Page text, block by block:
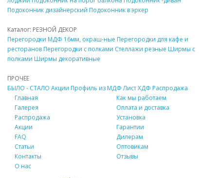
Подоконник дизайнерский Подоконник в эркер
Каталог: РЕЗНОЙ ДЕКОР
Перегородки МДФ 16мм, окраш-ные Перегородки для кафе и
ресторанов Перегородки с полками Стеллажи резные Ширмы с
полками Ширмы декоративные
ПРОЧЕЕ
БЫЛО - СТАЛО Акции Профиль из МДФ Лист ХДФ Распродажа
Главная
Галерея
Распродажа
Акции
FAQ
Статьи
Контакты
О нас
Как мы работаем
Оплата и доставка
Установка
Гарантии
Дилерам
Оптовикам
Отзывы